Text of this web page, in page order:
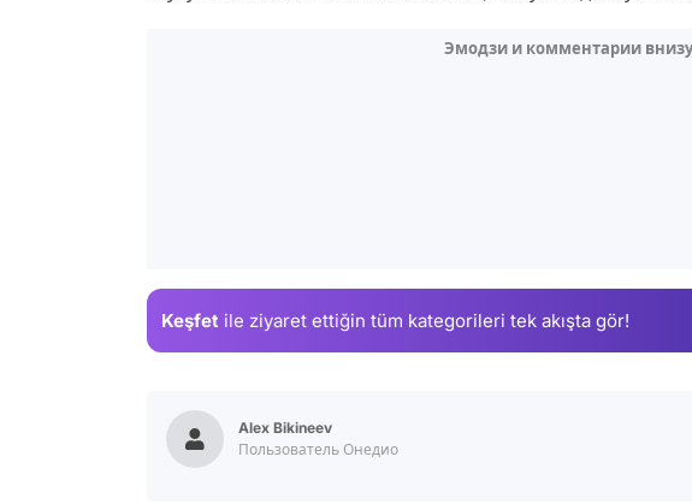
Эмодзи и комментарии внизу
Keşfet ile ziyaret ettiğin tüm kategorileri tek akışta gör!
Alex Bikineev
Пользователь Онедио